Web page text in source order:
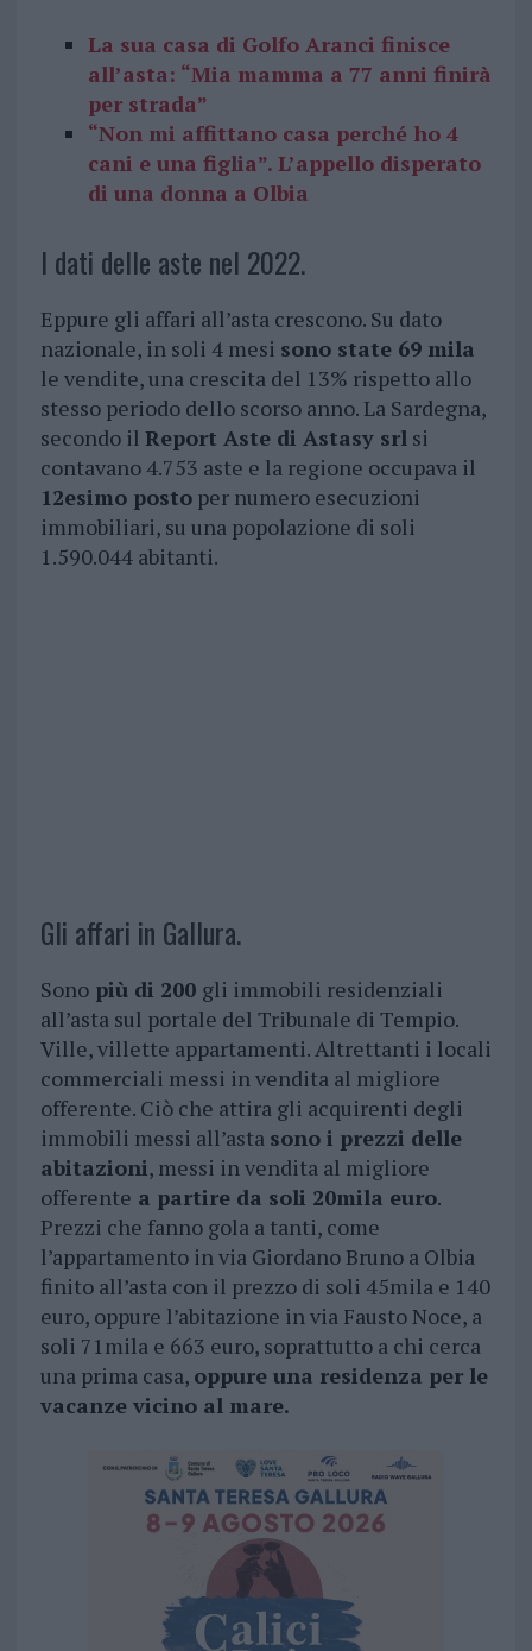
La sua casa di Golfo Aranci finisce
all’asta: “Mia mamma a 77 anni finirà
per strada”
“Non mi affittano casa perché ho 4
cani e una figlia”. L’appello disperato
di una donna a Olbia
I dati delle aste nel 2022.
Eppure gli affari all’asta crescono. Su dato
nazionale, in soli 4 mesi sono state 69 mila
le vendite, una crescita del 13% rispetto allo
stesso periodo dello scorso anno. La Sardegna,
secondo il Report Aste di Astasy srlsi
contavano 4.753 aste e la regione occupava il
12esimo postoper numero esecuzioni
immobiliari, su una popolazione di soli
1.590.044 abitanti.
Gli affari in Gallura.
Sonopiù di 200 gli immobili residenziali
all’asta sul portale del Tribunale di Tempio.
Ville, villette appartamenti. Altrettanti i locali
commerciali messi in vendita al migliore
offerente. Ciò che attira gli acquirenti degli
immobili messi all’asta sono i prezzi delle
abitazioni, messi in vendita al migliore
offerente a partire da soli 20mila euro.
Prezzi che fanno gola a tanti, come
l’appartamento in via Giordano Bruno a Olbia
finito all’asta con il prezzo di soli 45mila e 140
euro, oppure l’abitazione in via Fausto Noce, a
soli 71mila e 663 euro, soprattutto a chi cerca
una prima casa, oppure una residenza per le
vacanze vicino al mare.